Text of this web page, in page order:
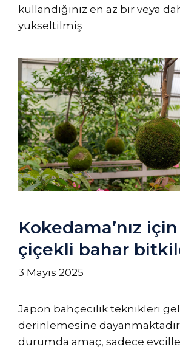
kullandığınız en az bir veya
yükseltilmiş
Kokedama’nız
çiçekli bahar
3 Mayıs 2025
Japon bahçecilik teknikleri
derinlemesine
durumda amaç, sadece